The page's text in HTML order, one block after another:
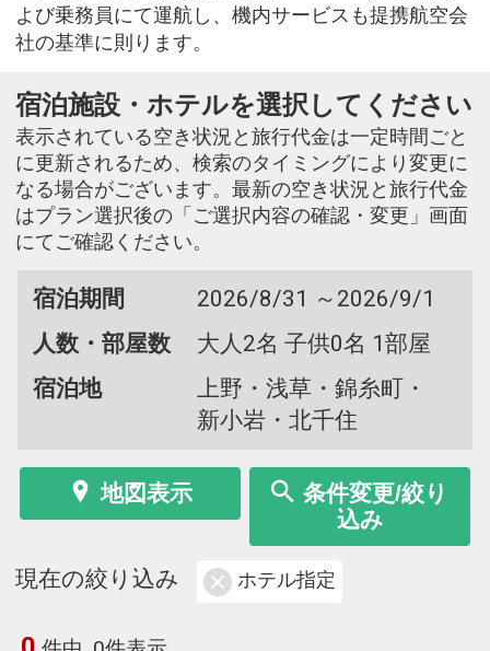
よび乗務員にて運航し、機内サービスも提携航空会
社の基準に則ります。
宿泊施設・ホテルを選択してください
表示されている空き状況と旅行代金は一定時間ごと
に更新されるため、検索のタイミングにより変更に
なる場合がございます。最新の空き状況と旅行代金
はプラン選択後の「ご選択内容の確認・変更」画面
にてご確認ください。
宿泊期間
2026/8/31 ～2026/9/1
人数・部屋数
大人2名 子供0名 1部屋
宿泊地
上野・浅草・錦糸町・
新小岩・北千住
地図表示
条件変更/絞り
込み
現在の絞り込み ホテル指定